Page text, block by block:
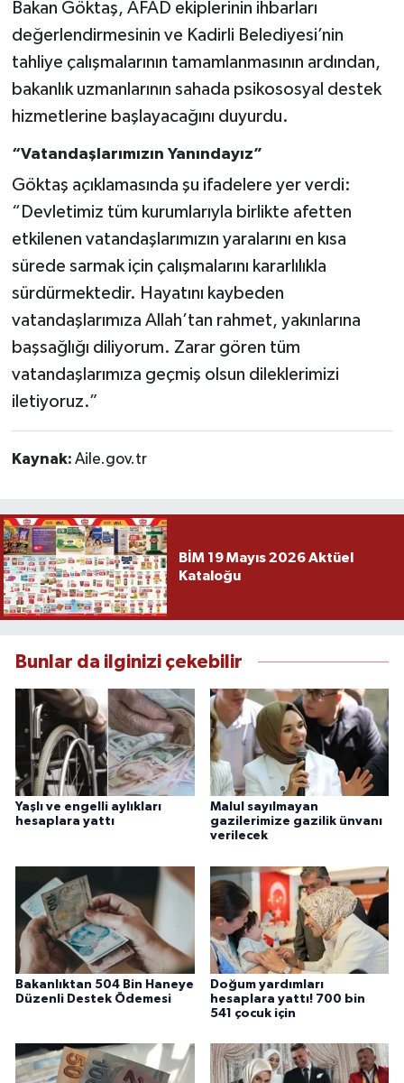
Bakan Göktaş, AFAD ekiplerinin ihbarları
değerlendirmesinin ve Kadirli Belediyesi’nin
tahliye çalışmalarının tamamlanmasının ardından,
bakanlık uzmanlarının sahada psikososyal destek
hizmetlerine başlayacağını duyurdu.
“Vatandaşlarımızın Yanındayız”
Göktaş açıklamasında şu ifadelere yer verdi:
“Devletimiz tüm kurumlarıyla birlikte afetten
etkilenen vatandaşlarımızın yaralarını en kısa
sürede sarmak için çalışmalarını kararlılıkla
sürdürmektedir. Hayatını kaybeden
vatandaşlarımıza Allah’tan rahmet, yakınlarına
başsağlığı diliyorum. Zarar gören tüm
vatandaşlarımıza geçmiş olsun dileklerimizi
iletiyoruz.”
Kaynak: Aile.gov.tr
BİM 19 Mayıs 2026 Aktüel
Kataloğu
Bunlar da ilginizi çekebilir
Yaşlı ve engelli aylıkları
hesaplara yattı
Malul sayılmayan
gazilerimize gazilik ünvanı
verilecek
Bakanlıktan 504 Bin Haneye
Düzenli Destek Ödemesi
Doğum yardımları
hesaplara yattı! 700 bin
541 çocuk için